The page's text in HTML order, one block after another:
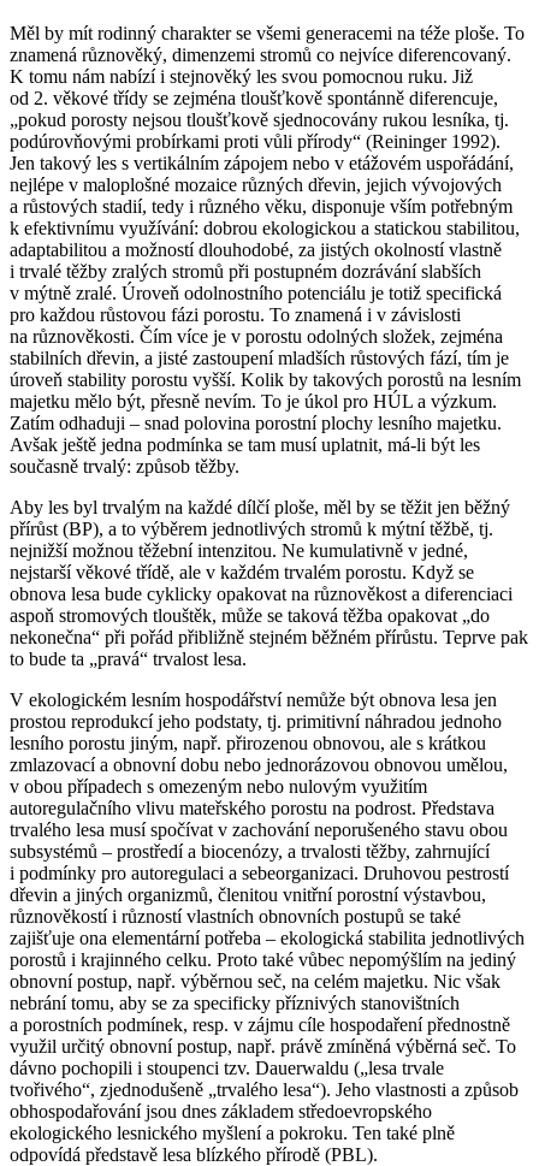
Měl by mít rodinný charakter se všemi generacemi na téže ploše. To
znamená různověký, dimenzemi stromů co nejvíce diferencovaný.
K tomu nám nabízí i stejnověký les svou pomocnou ruku. Již
od 2. věkové třídy se zejména tloušťkově spontánně diferencuje,
„pokud porosty nejsou tloušťkově sjednocovány rukou lesníka, tj.
podúrovňovými probírkami proti vůli přírody“ (Reininger 1992).
Jen takový les s vertikálním zápojem nebo v etážovém uspořádání,
nejlépe v maloplošné mozaice různých dřevin, jejich vývojových
a růstových stadií, tedy i různého věku, disponuje vším potřebným
k efektivnímu využívání: dobrou ekologickou a statickou stabilitou,
adaptabilitou a možností dlouhodobé, za jistých okolností vlastně
i trvalé těžby zralých stromů při postupném dozrávání slabších
v mýtně zralé. Úroveň odolnostního potenciálu je totiž specifická
pro každou růstovou fázi porostu. To znamená i v závislosti
na různověkosti. Čím více je v porostu odolných složek, zejména
stabilních dřevin, a jisté zastoupení mladších růstových fází, tím je
úroveň stability porostu vyšší. Kolik by takových porostů na lesním
majetku mělo být, přesně nevím. To je úkol pro HÚL a výzkum.
Zatím odhaduji – snad polovina porostní plochy lesního majetku.
Avšak ještě jedna podmínka se tam musí uplatnit, má­‑li být les
současně trvalý: způsob těžby.
Aby les byl trvalým na každé dílčí ploše, měl by se těžit jen běžný
přírůst (BP), a to výběrem jednotlivých stromů k mýtní těžbě, tj.
nejnižší možnou těžební intenzitou. Ne kumulativně v jedné,
nejstarší věkové třídě, ale v každém trvalém porostu. Když se
obnova lesa bude cyklicky opakovat na různověkost a diferenciaci
aspoň stromových tlouštěk, může se taková těžba opakovat „do
nekonečna“ při pořád přibližně stejném běžném přírůstu. Teprve pak
to bude ta „pravá“ trvalost lesa.
V ekologickém lesním hospodářství nemůže být obnova lesa jen
prostou reprodukcí jeho podstaty, tj. primitivní náhradou jednoho
lesního porostu jiným, např. přirozenou obnovou, ale s krátkou
zmlazovací a obnovní dobu nebo jednorázovou obnovou umělou,
v obou případech s omezeným nebo nulovým využitím
autoregulačního vlivu mateřského porostu na podrost. Představa
trvalého lesa musí spočívat v zachování neporušeného stavu obou
subsystémů – prostředí a biocenózy, a trvalosti těžby, zahrnující
i podmínky pro autoregulaci a sebeorganizaci. Druhovou pestrostí
dřevin a jiných organizmů, členitou vnitřní porostní výstavbou,
různověkostí i růzností vlastních obnovních postupů se také
zajišťuje ona elementární potřeba – ekologická stabilita jednotlivých
porostů i krajinného celku. Proto také vůbec nepomýšlím na jediný
obnovní postup, např. výběrnou seč, na celém majetku. Nic však
nebrání tomu, aby se za specificky příznivých stanovištních
a porostních podmínek, resp. v zájmu cíle hospodaření přednostně
využil určitý obnovní postup, např. právě zmíněná výběrná seč. To
dávno pochopili i stoupenci tzv. Dauerwaldu („lesa trvale
tvořivého“, zjednodušeně „trvalého lesa“). Jeho vlastnosti a způsob
obhospodařování jsou dnes základem středoevropského
ekologického lesnického myšlení a pokroku. Ten také plně
odpovídá představě lesa blízkého přírodě (PBL).